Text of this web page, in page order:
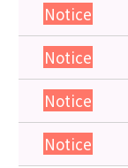
Notice
Notice
Notice
Notice